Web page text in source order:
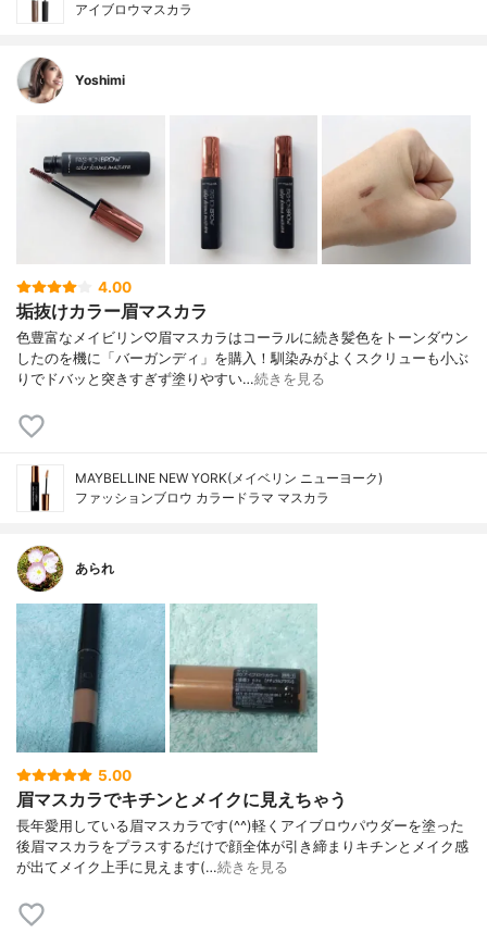
アイブロウマスカラ
Yoshimi
4.00
垢抜けカラー眉マスカラ
色豊富なメイビリン♡眉マスカラはコーラルに続き髪色をトーンダウン
したのを機に「バーガンディ」を購入！馴染みがよくスクリューも小ぶ
りでドバッと突きすぎず塗りやすい…続きを見る
MAYBELLINE NEW YORK(メイベリン ニューヨーク)
ファッションブロウ カラードラマ マスカラ
あられ
5.00
眉マスカラでキチンとメイクに見えちゃう
長年愛用している眉マスカラです(^^)軽くアイブロウパウダーを塗った
後眉マスカラをプラスするだけで顔全体が引き締まりキチンとメイク感
が出てメイク上手に見えます(…続きを見る